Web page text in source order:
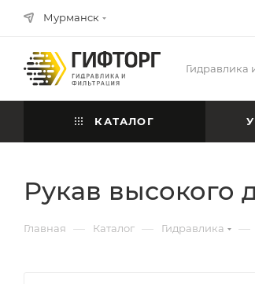
Мурманск
Гидравлика
КАТАЛОГ
Рукав высокого
Главная — Каталог — Гидравлика —